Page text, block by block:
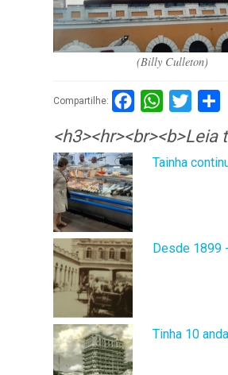
(Billy Culleton)
Compartilhe: FacebookWhatsApp
Twitter
Tainha
Desde 1899
Tinha 10